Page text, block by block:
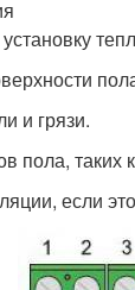
и грязи.
пола,
если